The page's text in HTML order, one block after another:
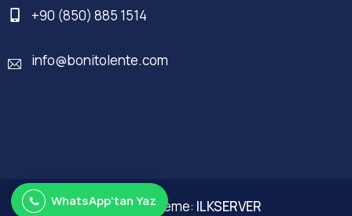
+90 (850) 885 1514
info@bonitolente.com
Web Düzenleme: ILKSERVER
WhatsApp'tan Yaz